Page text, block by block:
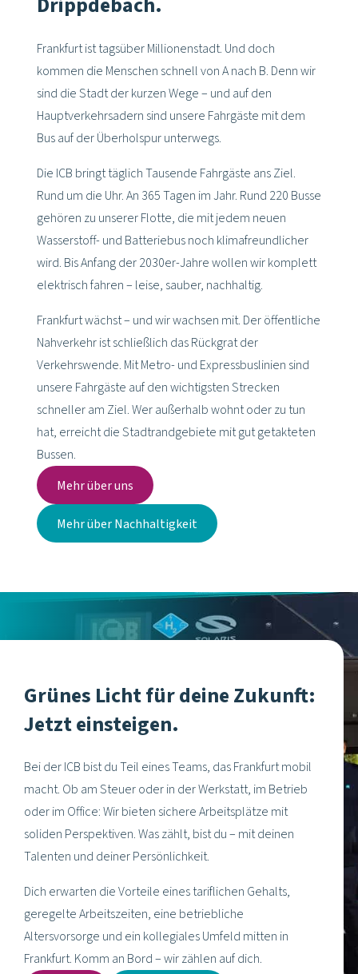
Frankfurt ist tagsüber Millionenstadt. Und doch
kommen die Menschen schnell von A nach B. Denn wir
sind die Stadt der kurzen Wege – und auf den
Hauptverkehrsadern sind unsere Fahrgäste mit dem
Bus auf der Überholspur unterwegs.
Die ICB bringt täglich Tausende Fahrgäste ans Ziel.
Rund um die Uhr. An 365 Tagen im Jahr. Rund 220 Busse
gehören zu unserer Flotte, die mit jedem neuen
Wasserstoff- und Batteriebus noch klimafreundlicher
wird. Bis Anfang der 2030er-Jahre wollen wir komplett
elektrisch fahren – leise, sauber, nachhaltig.
Frankfurt wächst – und wir wachsen mit. Der öffentliche
Nahverkehr ist schließlich das Rückgrat der
Verkehrswende. Mit Metro- und Expressbuslinien sind
unsere Fahrgäste auf den wichtigsten Strecken
schneller am Ziel. Wer außerhalb wohnt oder zu tun
hat, erreicht die Stadtrandgebiete mit gut getakteten
Bussen.
Mehr über uns
Mehr über Nachhaltigkeit
Grünes Licht für deine Zukunft:
Jetzt einsteigen.
Bei der ICB bist du Teil eines Teams, das Frankfurt mobil
macht. Ob am Steuer oder in der Werkstatt, im Betrieb
oder im Office: Wir bieten sichere Arbeitsplätze mit
soliden Perspektiven. Was zählt, bist du – mit deinen
Talenten und deiner Persönlichkeit.
Dich erwarten die Vorteile eines tariflichen Gehalts,
geregelte Arbeitszeiten, eine betriebliche
Altersvorsorge und ein kollegiales Umfeld mitten in
Frankfurt. Komm an Bord – wir zählen auf dich.